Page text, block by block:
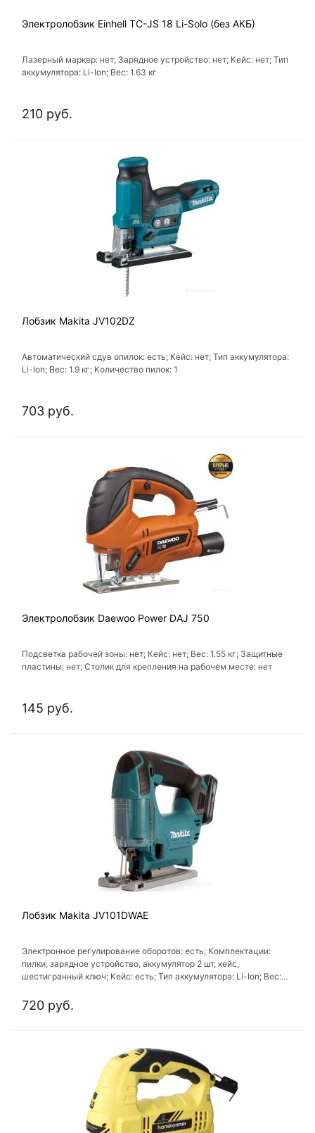
Электролобзик Einhell TC-JS 18 Li-Solo (без АКБ)
Лазерный маркер: нет; Зарядное устройство: нет; Кейс: нет; Тип
аккумулятора: Li-Ion; Вес: 1.63 кг
210 руб.
Лобзик Makita JV102DZ
Автоматический сдув опилок: есть; Кейс: нет; Тип аккумулятора:
Li-Ion; Вес: 1.9 кг; Количество пилок: 1
703 руб.
Электролобзик Daewoo Power DAJ 750
Подсветка рабочей зоны: нет; Кейс: нет; Вес: 1.55 кг; Защитные
пластины: нет; Столик для крепления на рабочем месте: нет
145 руб.
Лобзик Makita JV101DWAE
Электронное регулирование оборотов: есть; Комплектации:
пилки, зарядное устройство, аккумулятор 2 шт, кейс,
шестигранный ключ; Кейс: есть; Тип аккумулятора: Li-Ion; Вес:
720 руб.